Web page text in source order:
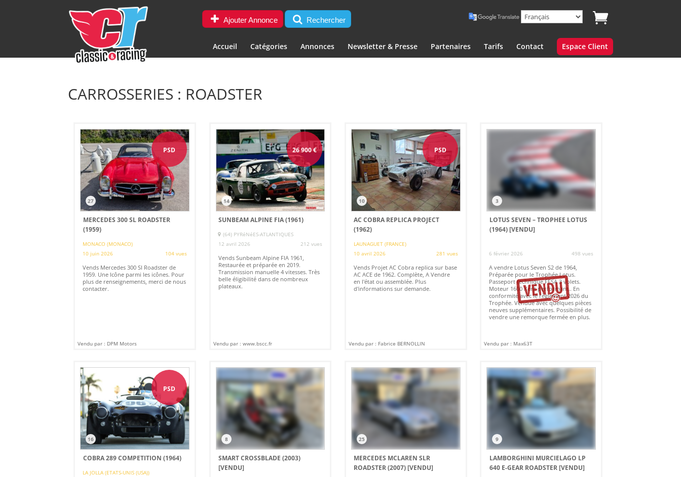
Ajouter Annonce Rechercher
Accueil Catégories Annonces Newsletter & Presse Partenaires Tarifs Contact Espace Client
CARROSSERIES : ROADSTER
PSD
27
MERCEDES 300 SL ROADSTER
(1959)
MONACO (MONACO)
10 juin 2026
104 vues
Vends Mercedes 300 Sl Roadster de
1959. Une Icône parmi les icônes. Pour
plus de renseignements, merci de nous
contacter.
Vendu par : DPM Motors
26 900€
14
SUNBEAM ALPINE FIA (1961)
(64) PYRéNéES-ATLANTIQUES
12 avril 2026
212 vues
Vends Sunbeam Alpine FIA 1961,
Restaurée et préparée en 2019.
Transmission manuelle 4 vitesses. Très
belle éligibilité dans de nombreux
plateaux.
Vendu par : www.bscc.fr
PSD
10
AC COBRA REPLICA PROJECT
(1962)
LAUNAGUET (FRANCE)
10 avril 2026
281 vues
Vends Projet AC Cobra replica sur base
AC ACE de 1962. Complète, A Vendre
en l'état ou assemblée. Plus
d'informations sur demande.
Vendu par : Fabrice BERNOLLIN
3
LOTUS SEVEN – TROPHEE LOTUS
(1964)[VENDU]
6 février 2026 498 vues
A vendre Lotus Seven S2 de 1964,
Préparée pour le Trophée Lotus.
Passeport technique FFSA 3 volets.
Moteur 1600 Kent performant.. En
conformité avec le règlement 2026 du
Trophée. Vendue avec quelques pièces
neuves supplémentaires. Possibilité de
vendre une remorque fermée en plus.
Vendu par : Max63T
PSD
16
COBRA 289 COMPETITION (1964)
LA JOLLA (ETATS-UNIS (USA))
8
SMART CROSSBLADE (2003)
[VENDU]
25
MERCEDES MCLAREN SLR
ROADSTER (2007)[VENDU]
9
LAMBORGHINI MURCIELAGO LP
640 E-GEAR ROADSTER[VENDU]